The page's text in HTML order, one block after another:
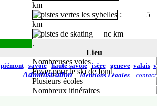
piémont savoie haute-savoie isère geneve valais
Administration Mentions Légales contact
km
: 5
km
nc km
.
Lieu
Nombreuses voies
Foyer pour le ski de fond
Plusieurs écoles
Nombreux itinéraires